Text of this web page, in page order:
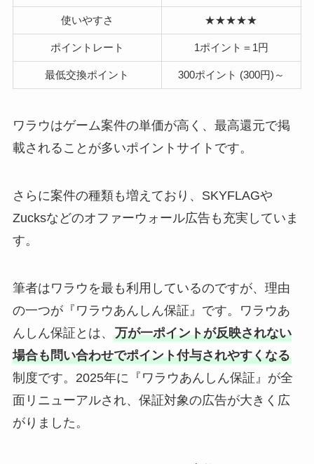
使いやすさ ★★★★★
ポイントレート 1ポイント＝1円
最低交換ポイント 300ポイント (300円)～
ワラウはゲーム案件の単価が高く、最高還元で掲
載されることが多いポイントサイトです。
さらに案件の種類も増えており、SKYFLAGや
Zucksなどのオファーウォール広告も充実していま
す。
筆者はワラウを最も利用しているのですが、理由
の一つが『ワラウあんしん保証』です。ワラウあ
んしん保証とは、 万が一ポイントが反映されない
場合も問い合わせでポイント付与されやすくなる
制度です。2025年に『ワラウあんしん保証』が全
面リニューアルされ、保証対象の広告が大きく広
がりました。